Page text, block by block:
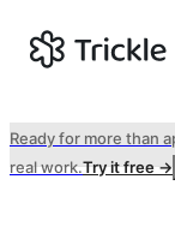
Ready for more than
real work.Try it free →